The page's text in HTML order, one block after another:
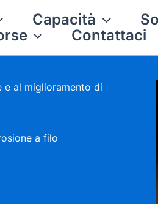
Capacità
Contattaci
e al miglioramento di
a filo